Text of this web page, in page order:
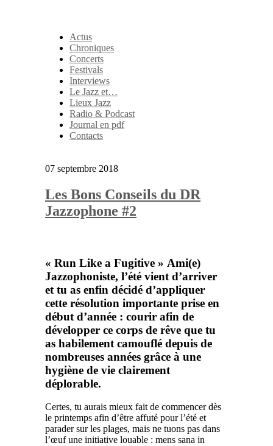
Actus
Chroniques
Concerts
Festivals
Interviews
Le Jazz et…
Lieux Jazz
Radio & Podcast
Journal en pdf
Contacts
07 septembre 2018
Les Bons Conseils du DR
Jazzophone #2
« Run Like a Fugitive » Ami(e)
Jazzophoniste, l’été vient d’arriver
et tu as enfin décidé d’appliquer
cette résolution importante prise en
début d’année : courir afin de
développer ce corps de rêve que tu
as habilement camouflé depuis de
nombreuses années grâce à une
hygiène de vie clairement
déplorable.
Certes, tu aurais mieux fait de commencer dès
le printemps afin d’être affuté pour l’été et
parader sur les plages, mais ne tuons pas dans
l’œuf une initiative louable : mens sana in